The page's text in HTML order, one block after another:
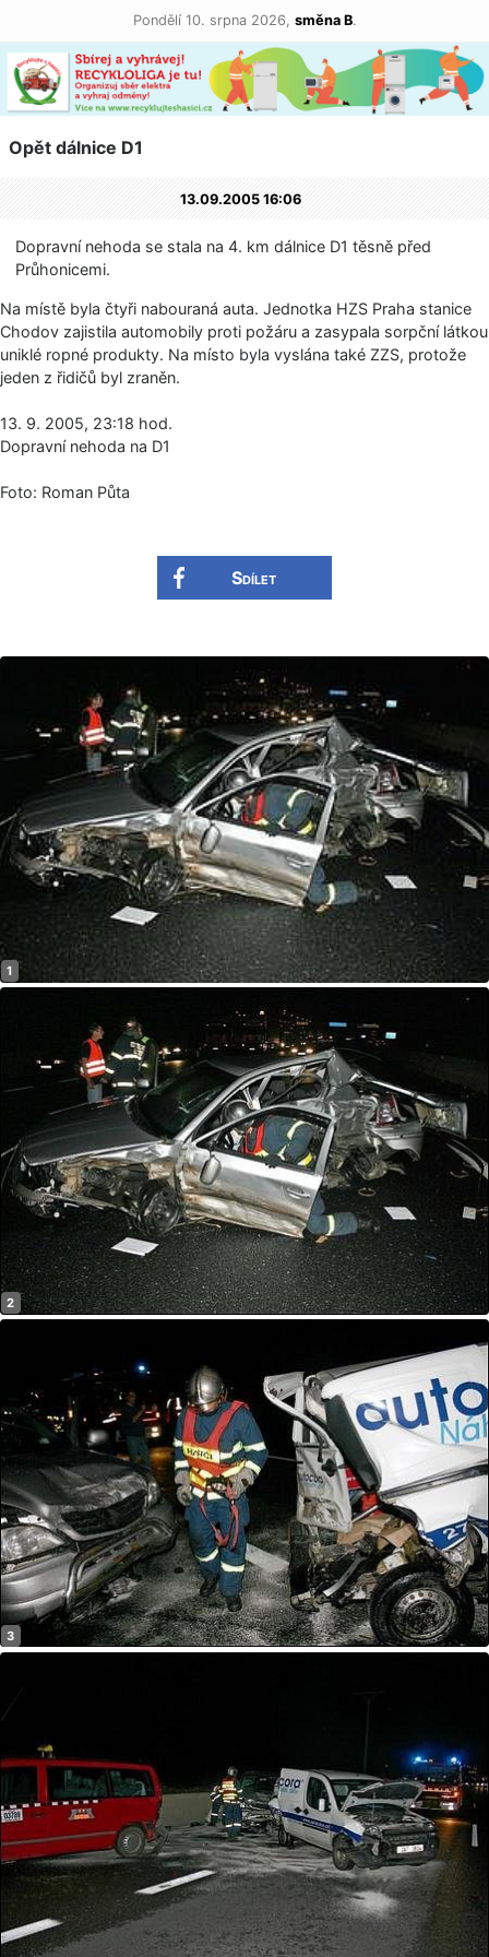
Pondělí 10. srpna 2026, směna B.
Opět dálnice D1
13.09.2005 16:06
Dopravní nehoda se stala na 4. km dálnice D1 těsně před
Průhonicemi.
Na místě byla čtyři nabouraná auta. Jednotka HZS Praha stanice
Chodov zajistila automobily proti požáru a zasypala sorpční látkou
uniklé ropné produkty. Na místo byla vyslána také ZZS, protože
jeden z řidičů byl zraněn.
13. 9. 2005, 23:18 hod.
Dopravní nehoda na D1
Foto: Roman Půta
Sdílet